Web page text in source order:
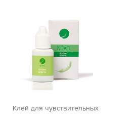
Клей для чувствительных